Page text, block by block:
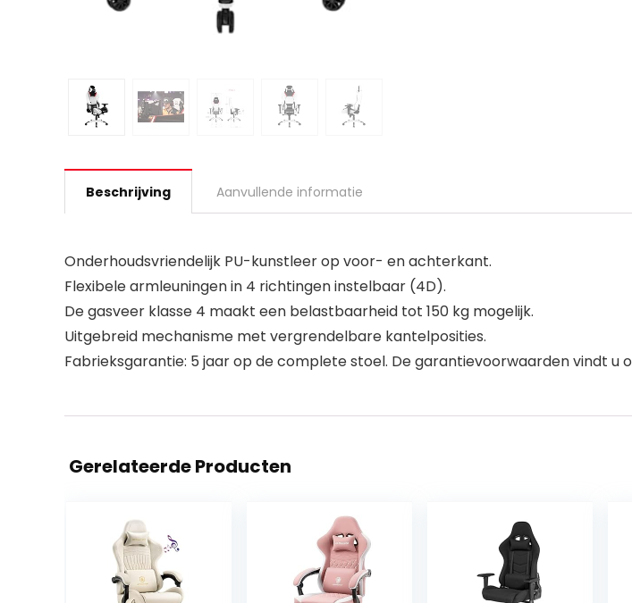
Beschrijving Aanvullende informatie
Onderhoudsvriendelijk PU-kunstleer op voor- en achterkant.
Flexibele armleuningen in 4 richtingen instelbaar (4D).
De gasveer klasse 4 maakt een belastbaarheid tot 150 kg mogelijk.
Uitgebreid mechanisme met vergrendelbare kantelposities.
Fabrieksgarantie: 5 jaar op de complete stoel. De garantievoorwaarden vindt u
Gerelateerde Producten